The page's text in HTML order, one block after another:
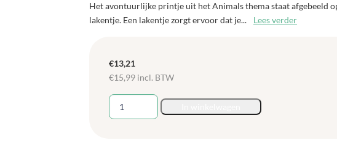
Het avontuurlijke printje uit het Animals thema staat afgebeeld
lakentje. Een lakentje zorgt ervoor dat je...
Lees verder
€13,21
€15,99 incl. BTW
Jollein
Laken